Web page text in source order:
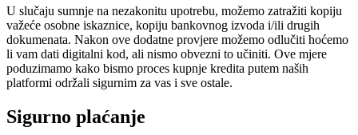
U slučaju sumnje na nezakonitu upotrebu, možemo zatražiti kopiju
važeće osobne iskaznice, kopiju bankovnog izvoda i/ili drugih
dokumenata. Nakon ove dodatne provjere možemo odlučiti hoćemo
li vam dati digitalni kod, ali nismo obvezni to učiniti. Ove mjere
poduzimamo kako bismo proces kupnje kredita putem naših
platformi održali sigurnim za vas i sve ostale.
Sigurno plaćanje